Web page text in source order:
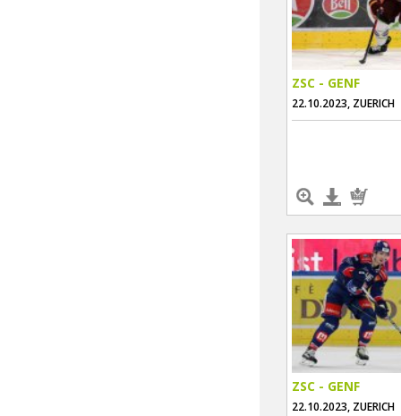
ZSC - GENF
22.10.2023, ZUERICH
ZSC - GENF
22.10.2023, ZUERICH